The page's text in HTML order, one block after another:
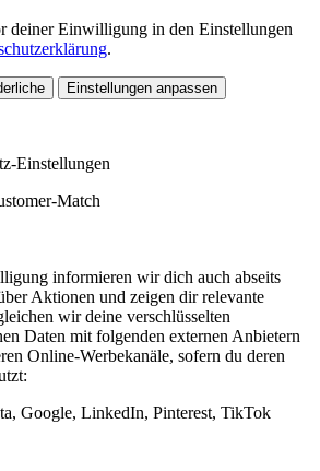
deiner Einwilligung in den Einstellungen
.
Einstellungen anpassen
Einstellungen
Match
informieren wir dich auch abseits
Aktionen und zeigen dir relevante
wir deine verschlüsselten
Daten mit folgenden externen Anbietern
Online-Werbekanäle, sofern du deren
Google, LinkedIn, Pinterest, TikTok